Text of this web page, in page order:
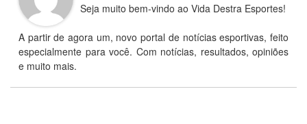
Seja muito bem-vindo ao Vida Destra Esportes!
A partir de agora um, novo portal de notícias esportivas, feito
especialmente para você. Com notícias, resultados, opiniões
e muito mais.